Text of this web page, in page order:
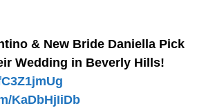
& New Bride Daniella Pick
Wedding in Beverly Hills!
KaDbHjIiDb